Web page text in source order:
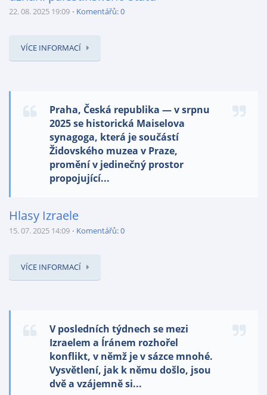
22. 08. 2025 19:09 Komentářů: 0
VÍCE INFORMACÍ
Praha, Česká republika — v srpnu
2025 se historická Maiselova
synagoga, která je součástí
Židovského muzea v Praze,
promění v jedinečný prostor
propojující...
Hlasy Izraele
15. 07. 2025 14:09 Komentářů: 0
VÍCE INFORMACÍ
V posledních týdnech se mezi
Izraelem a Íránem rozhořel
konflikt, v němž je v sázce mnohé.
Vysvětlení, jak k němu došlo, jsou
dvě a vzájemně si...